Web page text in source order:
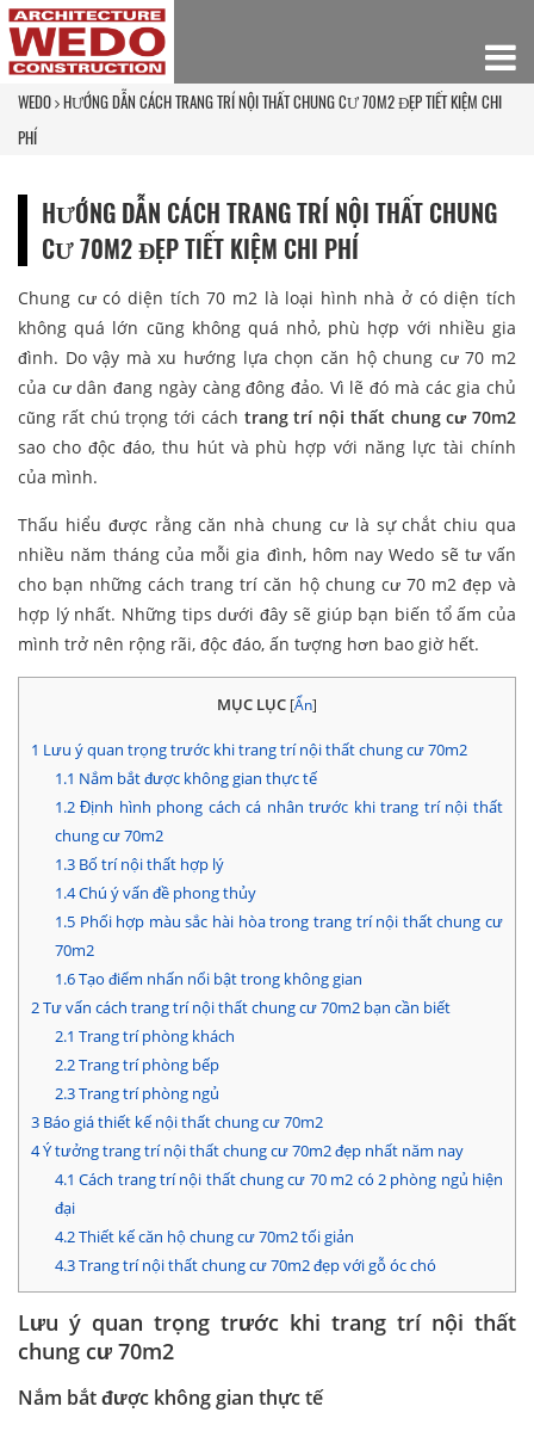
WEDO HƯỚNG DẪN CÁCH TRANG TRÍ NỘI THẤT CHUNG CƯ 70M2 ĐẸP TIẾT KIỆM CHI
PHÍ
HƯỚNG DẪN CÁCH TRANG TRÍ NỘI THẤT CHUNG
CƯ 70M2 ĐẸP TIẾT KIỆM CHI PHÍ
Chung cư có diện tích 70 m2 là loại hình nhà ở có diện tích
không quá lớn cũng không quá nhỏ, phù hợp với nhiều gia
đình. Do vậy mà xu hướng lựa chọn căn hộ chung cư 70 m2
của cư dân đang ngày càng đông đảo. Vì lẽ đó mà các gia chủ
cũng rất chú trọng tới cách trang trí nội thất chung cư 70m2
sao cho độc đáo, thu hút và phù hợp với năng lực tài chính
của mình.
Thấu hiểu được rằng căn nhà chung cư là sự chắt chiu qua
nhiều năm tháng của mỗi gia đình, hôm nay Wedo sẽ tư vấn
cho bạn những cách trang trí căn hộ chung cư 70 m2 đẹp và
hợp lý nhất. Những tips dưới đây sẽ giúp bạn biến tổ ấm của
mình trở nên rộng rãi, độc đáo, ấn tượng hơn bao giờ hết.
MỤC LỤC [Ẩn]
1 Lưu ý quan trọng trước khi trang trí nội thất chung cư 70m2
1.1 Nắm bắt được không gian thực tế
1.2Định hình phong cách cá nhân trước khi trang trí nội thất
chung cư 70m2
1.3Bố trí nội thất hợp lý
1.4Chú ý vấn đề phong thủy
1.5Phối hợp màu sắc hài hòa trong trang trí nội thất chung cư
70m2
1.6Tạo điểm nhấn nổi bật trong không gian
2Tư vấn cách trang trí nội thất chung cư 70m2 bạn cần biết
2.1 Trang trí phòng khách
2.2Trang trí phòng bếp
2.3Trang trí phòng ngủ
3 Báo giá thiết kế nội thất chung cư 70m2
4Ý tưởng trang trí nội thất chung cư 70m2 đẹp nhất năm nay
4.1 Cách trang trí nội thất chung cư 70 m2 có 2 phòng ngủ hiện
đại
4.2Thiết kế căn hộ chung cư 70m2 tối giản
4.3Trang trí nội thất chung cư 70m2 đẹp với gỗ óc chó
Lưu ý quan trọng trước khi trang trí nội thất
chung cư 70m2
Nắm bắt được không gian thực tế